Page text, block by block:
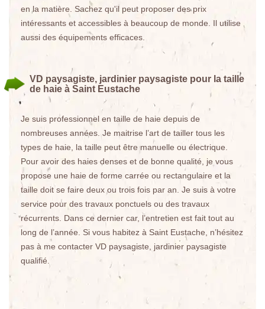
en la matière. Sachez qu'il peut proposer des prix
intéressants et accessibles à beaucoup de monde. Il utilise
aussi des équipements efficaces.
VD paysagiste, jardinier paysagiste pour la taille
de haie à Saint Eustache
Je suis professionnel en taille de haie depuis de
nombreuses années. Je maitrise l’art de tailler tous les
types de haie, la taille peut être manuelle ou électrique.
Pour avoir des haies denses et de bonne qualité, je vous
propose une haie de forme carrée ou rectangulaire et la
taille doit se faire deux ou trois fois par an. Je suis à votre
service pour des travaux ponctuels ou des travaux
récurrents. Dans ce dernier car, l’entretien est fait tout au
long de l’année. Si vous habitez à Saint Eustache, n’hésitez
pas à me contacter VD paysagiste, jardinier paysagiste
qualifié.